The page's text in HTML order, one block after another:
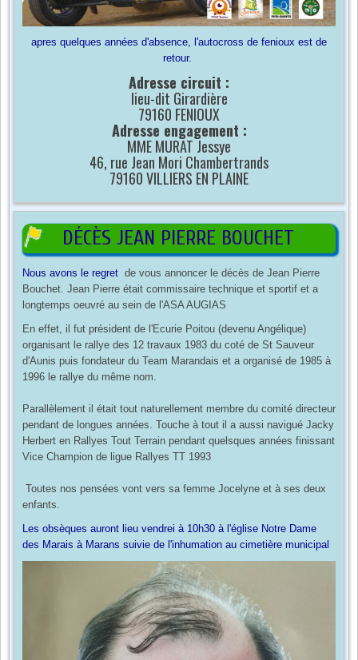
apres quelques années d'absence, l'autocross de fenioux est de
retour.
Adresse circuit :
lieu-dit Girardière
79160 FENIOUX
Adresse engagement :
MME MURAT Jessye
46, rue Jean Mori Chambertrands
79160 VILLIERS EN PLAINE
DÉCÈS JEAN PIERRE BOUCHET
Nous avons le regret de vous annoncer le décès de Jean Pierre
Bouchet. Jean Pierre était commissaire technique et sportif et a
longtemps oeuvré au sein de l'ASA AUGIAS
En effet, il fut président de l'Ecurie Poitou (devenu Angélique)
organisant le rallye des 12 travaux 1983 du coté de St Sauveur
d'Aunis puis fondateur du Team Marandais et a organisé de 1985 à
1996 le rallye du même nom.
Parallèlement il était tout naturellement membre du comité directeur
pendant de longues années. Touche à tout il a aussi navigué Jacky
Herbert en Rallyes Tout Terrain pendant quelsques années finissant
Vice Champion de ligue Rallyes TT 1993
Toutes nos pensées vont vers sa femme Jocelyne et à ses deux
enfants.
Les obsèques auront lieu vendrei à 10h30 à l'église Notre Dame
des Marais à Marans suivie de l'inhumation au cimetière municipal